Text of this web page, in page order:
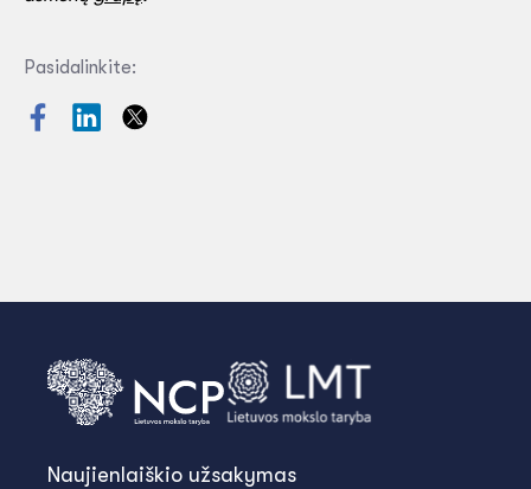
Pasidalinkite:
Naujienlaiškio užsakymas